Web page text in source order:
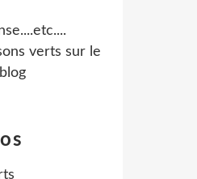
verts sur le